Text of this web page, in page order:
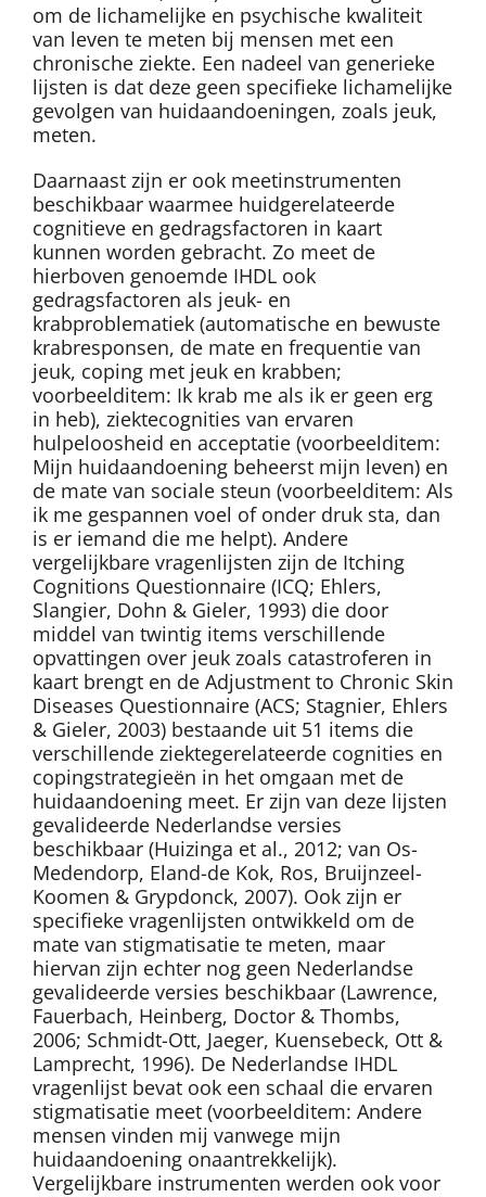
om de lichamelijke en psychische kwaliteit
van leven te meten bij mensen met een
chronische ziekte. Een nadeel van generieke
lijsten is dat deze geen specifieke lichamelijke
gevolgen van huidaandoeningen, zoals jeuk,
meten.
Daarnaast zijn er ook meetinstrumenten
beschikbaar waarmee huidgerelateerde
cognitieve en gedragsfactoren in kaart
kunnen worden gebracht. Zo meet de
hierboven genoemde IHDL ook
gedragsfactoren als jeuk- en
krabproblematiek (automatische en bewuste
krabresponsen, de mate en frequentie van
jeuk, coping met jeuk en krabben;
voorbeelditem: Ik krab me als ik er geen erg
in heb), ziektecognities van ervaren
hulpeloosheid en acceptatie (voorbeelditem:
Mijn huidaandoening beheerst mijn leven) en
de mate van sociale steun (voorbeelditem: Als
ik me gespannen voel of onder druk sta, dan
is er iemand die me helpt). Andere
vergelijkbare vragenlijsten zijn de Itching
Cognitions Questionnaire (ICQ; Ehlers,
Slangier, Dohn & Gieler, 1993) die door
middel van twintig items verschillende
opvattingen over jeuk zoals catastroferen in
kaart brengt en de Adjustment to Chronic Skin
Diseases Questionnaire (ACS; Stagnier, Ehlers
& Gieler, 2003) bestaande uit 51 items die
verschillende ziektegerelateerde cognities en
copingstrategieën in het omgaan met de
huidaandoening meet. Er zijn van deze lijsten
gevalideerde Nederlandse versies
beschikbaar (Huizinga et al., 2012; van Os-
Medendorp, Eland-de Kok, Ros, Bruijnzeel-
Koomen & Grypdonck, 2007). Ook zijn er
specifieke vragenlijsten ontwikkeld om de
mate van stigmatisatie te meten, maar
hiervan zijn echter nog geen Nederlandse
gevalideerde versies beschikbaar (Lawrence,
Fauerbach, Heinberg, Doctor & Thombs,
2006; Schmidt-Ott, Jaeger, Kuensebeck, Ott &
Lamprecht, 1996). De Nederlandse IHDL
vragenlijst bevat ook een schaal die ervaren
stigmatisatie meet (voorbeelditem: Andere
mensen vinden mij vanwege mijn
huidaandoening onaantrekkelijk).
Vergelijkbare instrumenten werden ook voor